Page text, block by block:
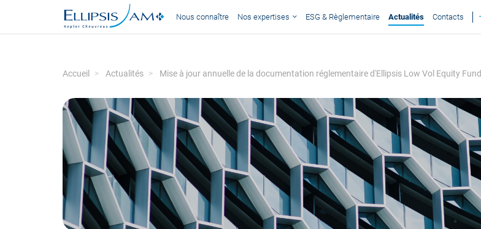
Nous connaître Nos expertises ESG & Règlementaire Actualités Contacts
Accueil Actualités Mise à jour annuelle de la documentation réglementaire d'Ellipsis Low Vol Equity Fund